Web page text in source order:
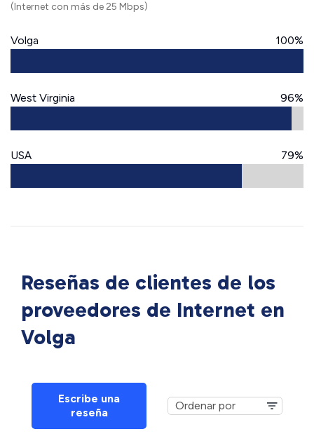
(Internet con más de 25 Mbps)
Volga 100%
West Virginia 96%
USA 79%
Reseñas de clientes de los
proveedores de Internet en
Volga
Escribe una
reseña